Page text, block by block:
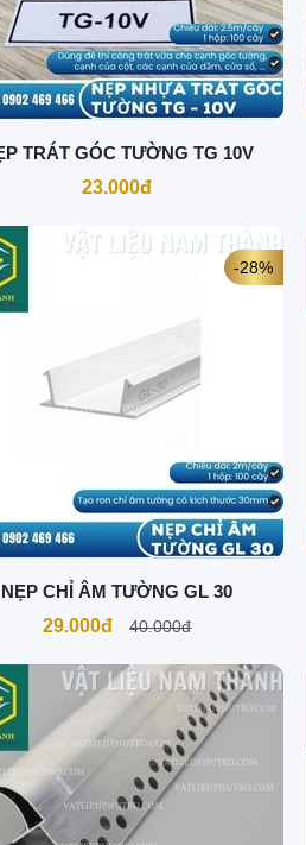
TRÁT GÓC TƯỜNG TG 10V
23.000đ
NẸP CHỈ ÂM TƯỜNG GL 30
29.000đ
40.000đ
-28%